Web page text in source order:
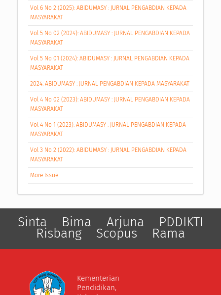
Vol 6 No 2 (2025): ABIDUMASY : JURNAL PENGABDIAN KEPADA
MASYARAKAT
Vol 5 No 02 (2024): ABIDUMASY : JURNAL PENGABDIAN KEPADA
MASYARAKAT
Vol 5 No 01 (2024): ABIDUMASY : JURNAL PENGABDIAN KEPADA
MASYARAKAT
2024: ABIDUMASY : JURNAL PENGABDIAN KEPADA MASYARAKAT
Vol 4 No 02 (2023): ABIDUMASY : JURNAL PENGABDIAN KEPADA
MASYARAKAT
Vol 4 No 1 (2023): ABIDUMASY : JURNAL PENGABDIAN KEPADA
MASYARAKAT
Vol 3 No 2 (2022): ABIDUMASY : JURNAL PENGABDIAN KEPADA
MASYARAKAT
More Issue
Sinta Bima Arjuna PDDIKTI
Risbang Scopus Rama
Kementerian
Pendidikan,